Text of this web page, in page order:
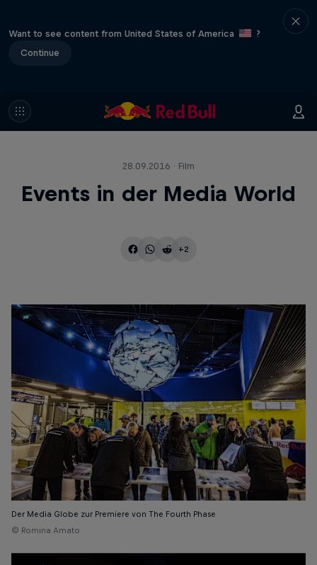
Want to see content from United States of America
?
Continue
28.09.2016 · Film
Events in der Media World
+2
Der Media Globe zur Premiere von The Fourth Phase
© Romina Amato